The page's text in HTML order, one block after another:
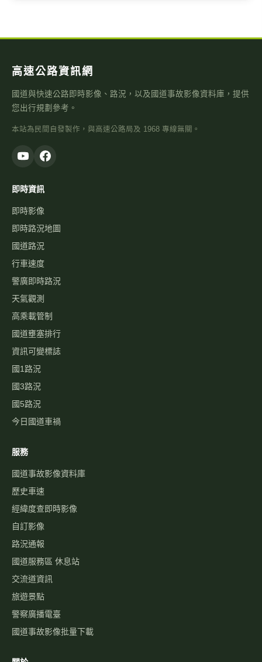
高速公路資訊網
國道與快速公路即時影像、路況，以及國道事故影像資料庫，提供
您出行規劃參考。
本站為民間自發製作，與高速公路局及 1968 專線無關。
即時資訊
即時影像
即時路況地圖
國道路況
行車速度
警廣即時路況
天氣觀測
高乘載管制
國道壅塞排行
資訊可變標誌
國1路況
國3路況
國5路況
今日國道車禍
服務
國道事故影像資料庫
歷史車速
經緯度查即時影像
自訂影像
路況通報
國道服務區 休息站
交流道資訊
旅遊景點
警察廣播電臺
國道事故影像批量下載